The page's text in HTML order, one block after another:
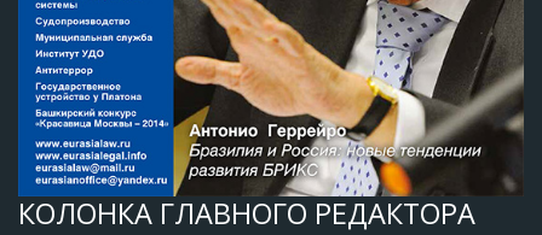
КОЛОНКА ГЛАВНОГО РЕДАКТОРА